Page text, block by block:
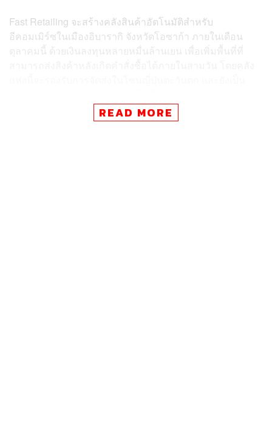
Fast Retailing จะสร้างคลังสินค้าอัตโนมัติสำหรับ
อีคอมเมิร์ซในเมืองอิบารากิ จังหวัดโอซาก้า ภายในเดือน
ตุลาคมนี้ ด้วยเงินลงทุนหลายหมื่นล้านเยน เพื่อเพิ่มพื้นที่ที่
ในฤดูใบไม้ร่วงปี 2018 Fast Retailing ได้เริ่มดำเนินการคลัง
READ MORE